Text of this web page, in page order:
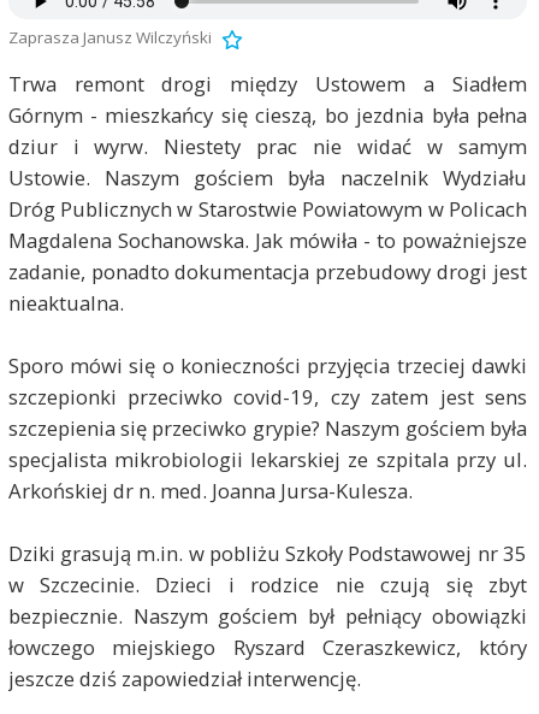
Zaprasza Janusz Wilczyński
Trwa remont drogi między Ustowem a Siadłem
Górnym - mieszkańcy się cieszą, bo jezdnia była pełna
dziur i wyrw. Niestety prac nie widać w samym
Ustowie. Naszym gościem była naczelnik Wydziału
Dróg Publicznych w Starostwie Powiatowym w Policach
Magdalena Sochanowska. Jak mówiła - to poważniejsze
zadanie, ponadto dokumentacja przebudowy drogi jest
nieaktualna.
Sporo mówi się o konieczności przyjęcia trzeciej dawki
szczepionki przeciwko covid-19, czy zatem jest sens
szczepienia się przeciwko grypie? Naszym gościem była
specjalista mikrobiologii lekarskiej ze szpitala przy ul.
Arkońskiej dr n. med. Joanna Jursa-Kulesza.
Dziki grasują m.in. w pobliżu Szkoły Podstawowej nr 35
w Szczecinie. Dzieci i rodzice nie czują się zbyt
bezpiecznie. Naszym gościem był pełniący obowiązki
łowczego miejskiego Ryszard Czeraszkewicz, który
jeszcze dziś zapowiedział interwencję.